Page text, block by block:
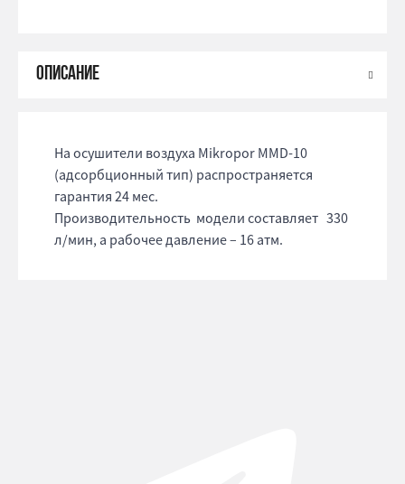
На осушители воздуха Mikropor MMD-10
(адсорбционный тип) распространяется
гарантия 24 мес.
Производительность модели составляет 330
л/мин, а рабочее давление – 16 атм.